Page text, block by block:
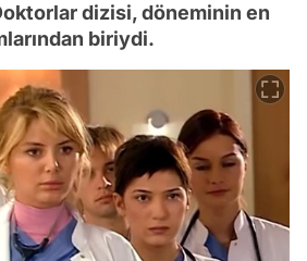
dizisi, döneminin en
biriydi.